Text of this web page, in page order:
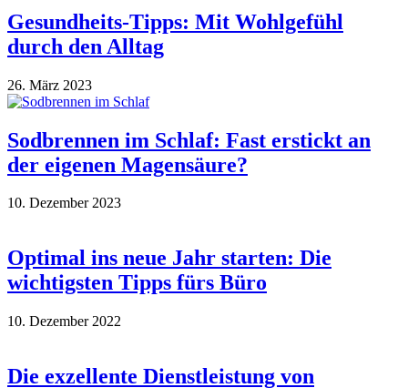
Gesundheits-Tipps: Mit Wohlgefühl
durch den Alltag
26. März 2023
Sodbrennen im Schlaf: Fast erstickt an
der eigenen Magensäure?
10. Dezember 2023
Optimal ins neue Jahr starten: Die
wichtigsten Tipps fürs Büro
10. Dezember 2022
Die exzellente Dienstleistung von